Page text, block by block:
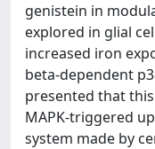
genistein in
explored in glial
increased iron
beta-dependent
presented that
MAPK-triggered
system made by